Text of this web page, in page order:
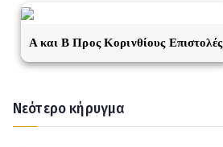
A και Β Προς Κορινθίους Επιστολές
Νεότερο κήρυγμα